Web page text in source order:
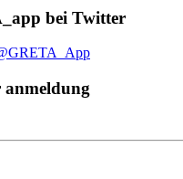
bei Twitter
anmeldung